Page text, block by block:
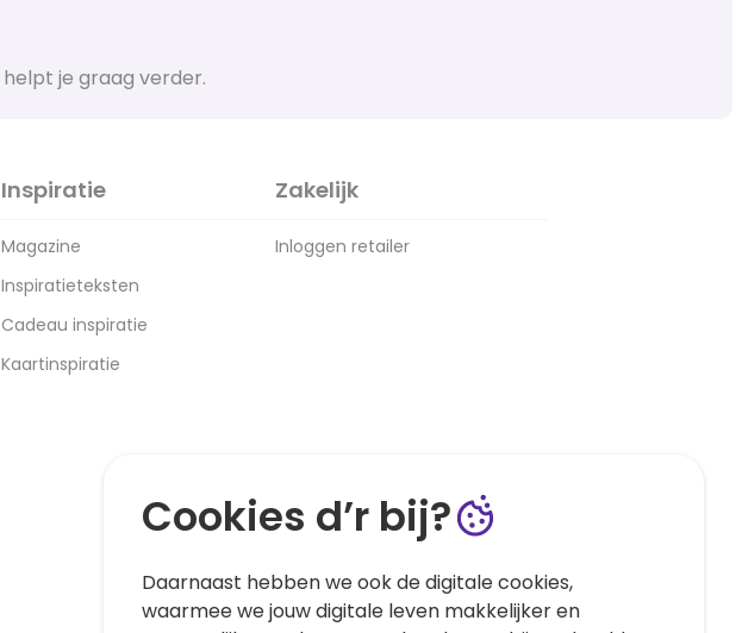
helpt je graag verder.
Inspiratie
Magazine
Inspiratieteksten
Cadeau inspiratie
Kaartinspiratie
Zakelijk
Inloggen retailer
Cookies d’r bij?
Daarnaast hebben we ook de digitale cookies,
waarmee we jouw digitale leven makkelijker en